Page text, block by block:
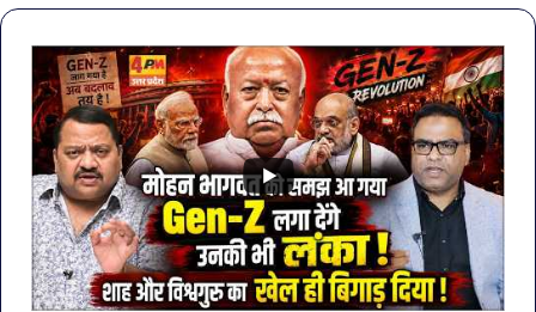
बैठक,
का
बड़ा
कदम
ये